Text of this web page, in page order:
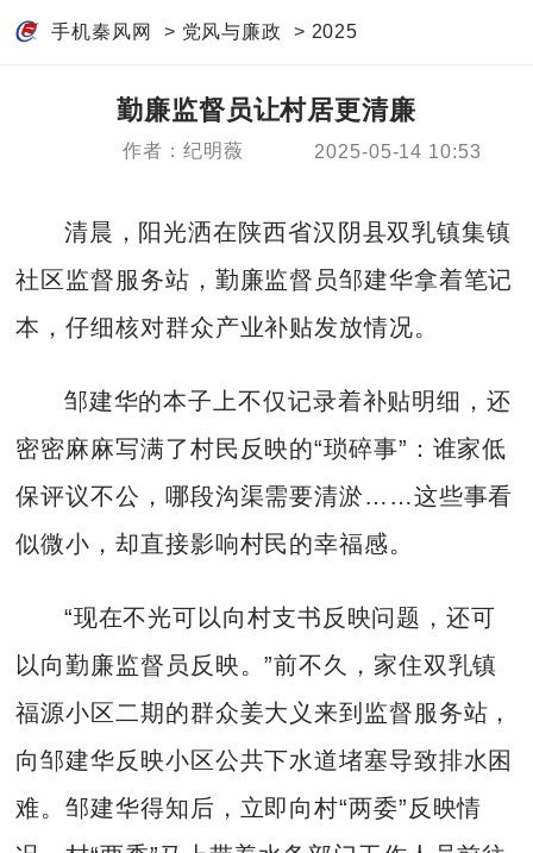
手机秦风网 > 党风与廉政 > 2025
勤廉监督员让村居更清廉
作者：纪明薇 2025-05-14 10:53
清晨，阳光洒在陕西省汉阴县双乳镇集镇
社区监督服务站，勤廉监督员邹建华拿着笔记
本，仔细核对群众产业补贴发放情况。
邹建华的本子上不仅记录着补贴明细，还
密密麻麻写满了村民反映的“琐碎事”：谁家低
保评议不公，哪段沟渠需要清淤……这些事看
似微小，却直接影响村民的幸福感。
“现在不光可以向村支书反映问题，还可
以向勤廉监督员反映。”前不久，家住双乳镇
福源小区二期的群众姜大义来到监督服务站，
向邹建华反映小区公共下水道堵塞导致排水困
难。邹建华得知后，立即向村“两委”反映情